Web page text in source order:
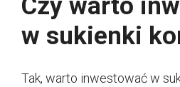
Czy warto
w sukienki
Tak, warto inwestować w